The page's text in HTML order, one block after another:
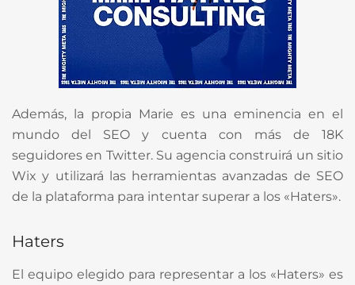
Además, la propia Marie es una eminencia en el
mundo del SEO y cuenta con más de 18K
seguidores en Twitter. Su agencia construirá un sitio
Wix y utilizará las herramientas avanzadas de SEO
de la plataforma para intentar superar a los «Haters».
Haters
El equipo elegido para representar a los «Haters» es